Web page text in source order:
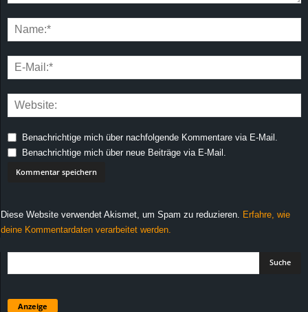
Benachrichtige mich über nachfolgende Kommentare via E-Mail.
Benachrichtige mich über neue Beiträge via E-Mail.
Diese Website verwendet Akismet, um Spam zu reduzieren.
Erfahre, wie
deine Kommentardaten verarbeitet werden.
Anzeige